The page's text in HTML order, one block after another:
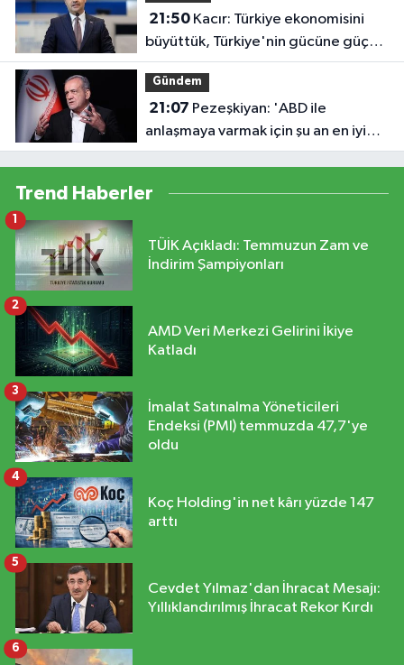
21:50Kacır: Türkiye ekonomisini
büyüttük, Türkiye'nin gücüne güç
kattık
Gündem
21:07
anlaşmaya varmak için şu an en iyi
zaman'
Trend Haberler
TÜİK Açıkladı: Temmuzun Zam ve
İndirim Şampiyonları
1
AMD Veri Merkezi Gelirini İkiye
Katladı
2
İmalat Satınalma Yöneticileri
Endeksi (PMI) temmuzda 47,7'ye
oldu
3
Koç Holding'in net kârı yüzde 147
arttı
4
Cevdet Yılmaz'dan İhracat Mesajı:
Yıllıklandırılmış İhracat Rekor Kırdı
5
6